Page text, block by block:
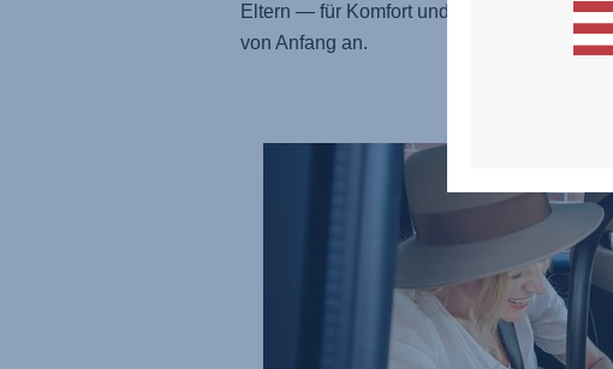
Eltern — für Komfort und Geborgenheit
von Anfang an.